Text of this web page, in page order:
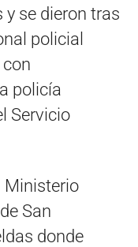
y se dieron tras
policial
policía
Servicio
Ministerio
San
donde